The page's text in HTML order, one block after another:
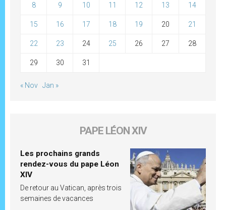
8 9 10 11 12 13 14
15 16 17 18 19 20 21
22 23 24 25 26 27 28
29 30 31
« Nov Jan »
PAPE LÉON XIV
Les prochains grands
rendez-vous du pape Léon
XIV
De retour au Vatican, après trois
semaines de vacances